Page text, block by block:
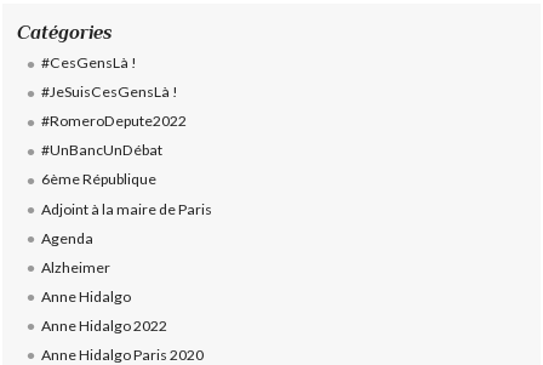
Catégories
#CesGensLà !
#JeSuisCesGensLà !
#RomeroDepute2022
#UnBancUnDébat
6ème République
Adjoint à la maire de Paris
Agenda
Alzheimer
Anne Hidalgo
Anne Hidalgo 2022
Anne Hidalgo Paris 2020